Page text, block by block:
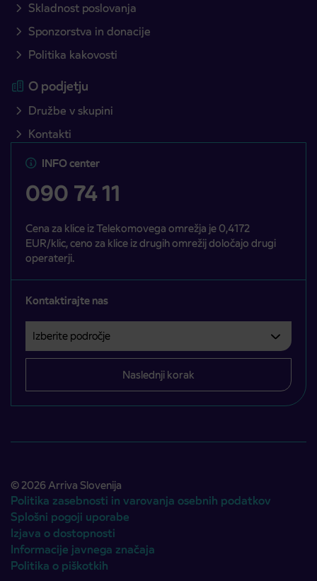
Skladnost poslovanja
Sponzorstva in donacije
Politika kakovosti
O podjetju
Družbe v skupini
Kontakti
INFO center
090 74 11
Cena za klice iz Telekomovega omrežja je 0,4172
EUR/klic, ceno za klice iz drugih omrežij določajo drugi
operaterji.
Kontaktirajte nas
Izberite področje
Področje je obvezno izbrati.
Naslednji korak
© 2026 Arriva Slovenija
Politika zasebnosti in varovanja osebnih podatkov
Splošni pogoji uporabe
Izjava o dostopnosti
Informacije javnega značaja
Politika o piškotkih